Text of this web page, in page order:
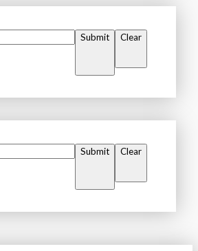
Submit Clear
Submit Clear